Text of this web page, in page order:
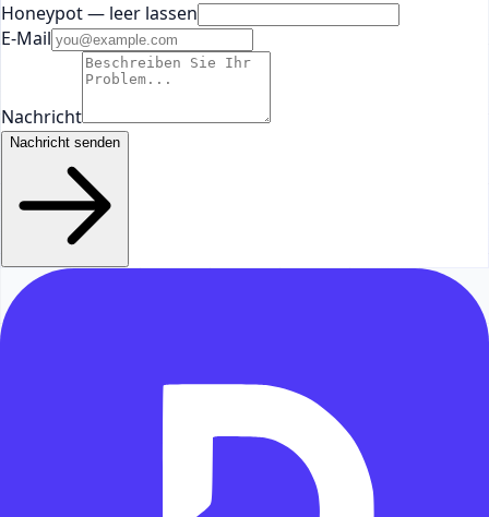
Honeypot — leer lassen
E-Mail
Nachricht
Nachricht senden